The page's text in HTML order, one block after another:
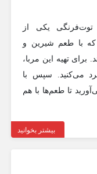
یکی از
با طعم شیرین و
تهیه این مربا،
می‌کنید. سپس با
تا طعم‌ها با هم
بیشتر بخوانید